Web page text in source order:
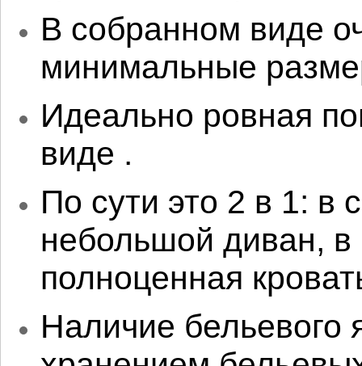
В собранном виде
минимальные
Идеально ровная
виде .
По сути это 2 в 1: в
небольшой диван,
полноценная
Наличие